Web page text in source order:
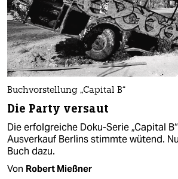
Buchvorstellung „Capital B“
Die Party versaut
Die erfolgreiche Doku-Serie „Capital
Ausverkauf Berlins stimmte wütend.
Buch dazu.
Von Robert Mießner